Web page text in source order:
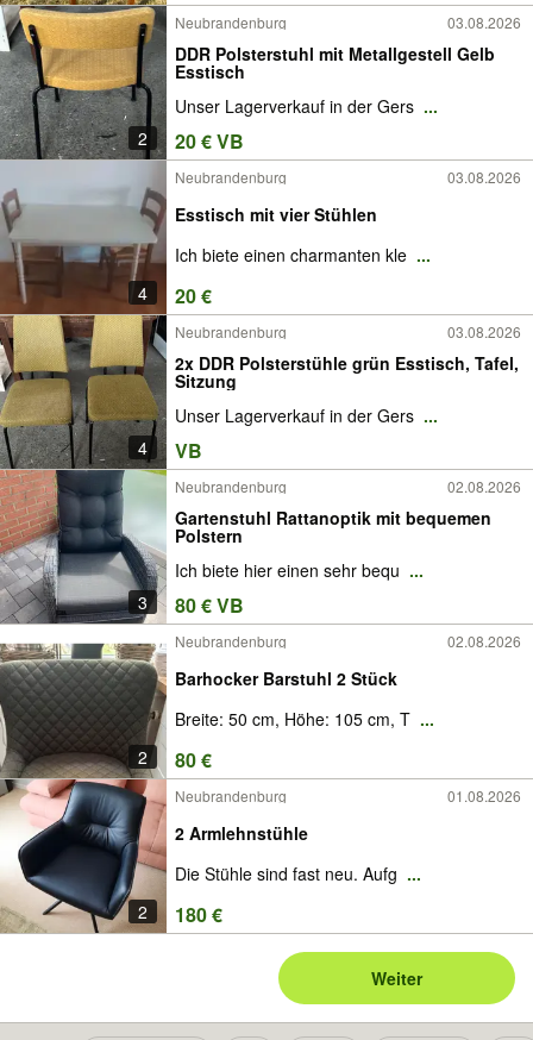
2
Neubrandenburg 03.08.2026
DDR Polsterstuhl mit Metallgestell Gelb
Esstisch
Unser Lagerverkauf in der Gers ...
20 € VB
4
Neubrandenburg 03.08.2026
Esstisch mit vier Stühlen
Ich biete einen charmanten kle ...
20 €
4
Neubrandenburg 03.08.2026
2x DDR Polsterstühle grün Esstisch, Tafel,
Sitzung
Unser Lagerverkauf in der Gers ...
VB
3
Neubrandenburg 02.08.2026
Gartenstuhl Rattanoptik mit bequemen
Polstern
Ich biete hier einen sehr bequ ...
80 € VB
2
Neubrandenburg 02.08.2026
Barhocker Barstuhl 2 Stück
Breite: 50 cm, Höhe: 105 cm, T ...
80 €
2
Neubrandenburg 01.08.2026
2 Armlehnstühle
Die Stühle sind fast neu. Aufg ...
180 €
Weiter